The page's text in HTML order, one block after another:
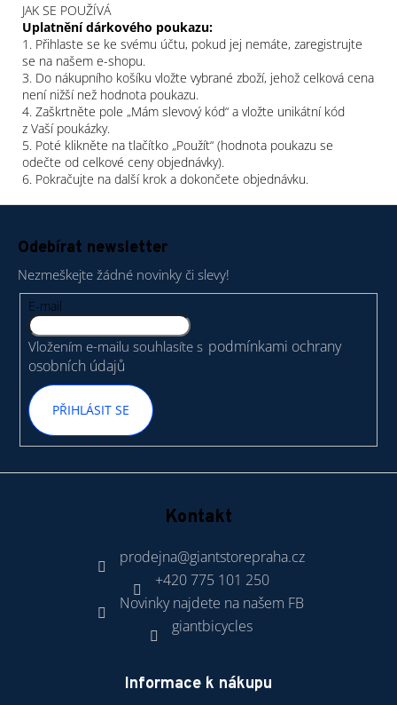
JAK SE POUŽÍVÁ
Uplatnění dárkového poukazu:
1. Přihlaste se ke svému účtu, pokud jej nemáte, zaregistrujte
se na našem e-shopu.
3. Do nákupního košíku vložte vybrané zboží, jehož celková cena
není nižší než hodnota poukazu.
4. Zaškrtněte pole „Mám slevový kód“ a vložte unikátní kód
z Vaší poukázky.
5. Poté klikněte na tlačítko „Použít“ (hodnota poukazu se
odečte od celkové ceny objednávky).
6. Pokračujte na další krok a dokončete objednávku.
Odebírat newsletter
Nezmeškejte žádné novinky či slevy!
E-mail
Vložením e-mailu souhlasíte s podmínkami ochrany
osobních údajů
PŘIHLÁSIT SE
Kontakt
prodejna@giantstorepraha.cz
+420 775 101 250
Novinky najdete na našem FB
giantbicycles
Informace k nákupu